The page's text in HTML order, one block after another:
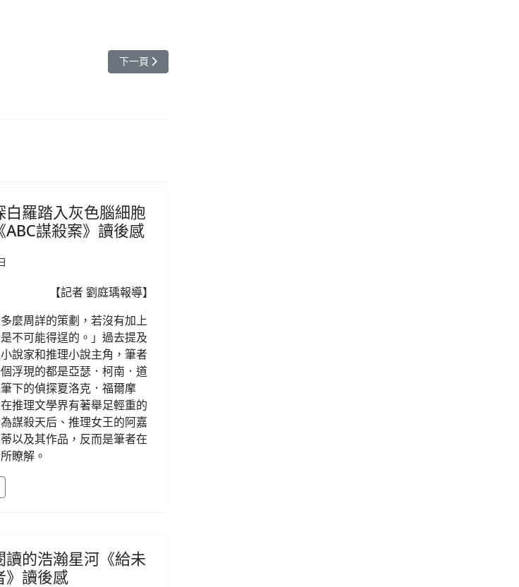
下一篇文章: 元智與嘉宜基金會 為獨老與脆弱家庭打造理想家
下一頁
白羅踏入灰色腦細胞
ABC謀殺案》讀後感
【記者 劉庭瑀報導】
多麼周詳的策劃，若沒有加上
不可能得逞的。」過去提及
說家和推理小說主角，筆者
浮現的都是亞瑟．柯南．道
下的偵探夏洛克．福爾摩
推理文學界有著舉足輕重的
謀殺天后、推理女王的阿嘉
以及其作品，反而是筆者在
瞭解。
讀的浩瀚星河《給未
》讀後感